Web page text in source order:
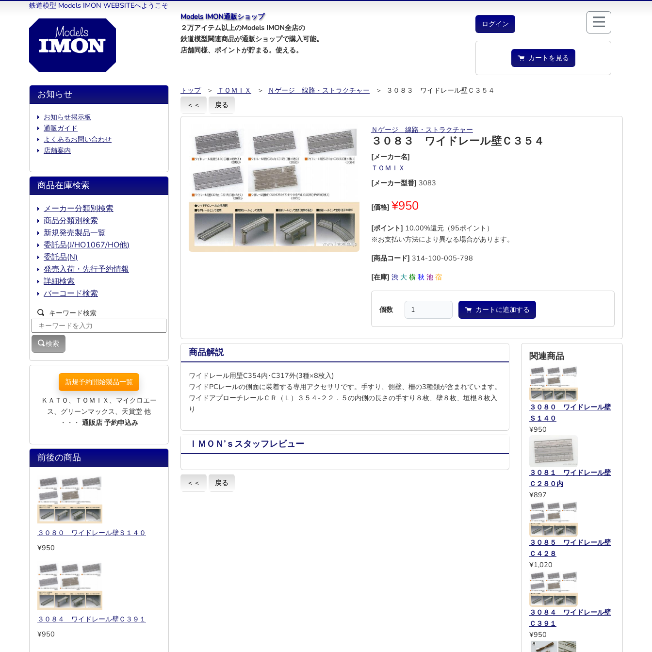
鉄道模型 Models IMON WEBSITEへようこそ
Models IMON通販ショップ
２万アイテム以上のModels IMON全店の
鉄道模型関連商品が通販ショップで購入可能。
店舗同様、ポイントが貯まる。使える。
ログイン
カートを見る
トップ ＞ ＴＯＭＩＸ ＞ Ｎゲージ 線路・ストラクチャー
＞ ３０８３ ワイドレール壁Ｃ３５４
＜＜
戻る
Ｎゲージ 線路・ストラクチャー
３０８３ ワイドレール壁Ｃ３５４
[メーカー名]
ＴＯＭＩＸ
[メーカー型番] 3083
[価格] ¥950
[ポイント] 10.00%還元（95ポイント）
※お支払い方法により異なる場合があります。
[商品コード] 314-100-005-798
[在庫] 渋 大 横 秋 池 宿
個数 カートに追加する
商品解説
ワイドレール用壁C354内･C317外(3種×8枚入)
ワイドPCレールの側面に装着する専用アクセサリです。手すり、側壁、柵の3種類が含まれています。
ワイドアプローチレールＣＲ（Ｌ）３５４-２２．５の内側の長さの手すり８枚、壁８枚、垣根８枚入
り
ＩＭＯＮ’ｓスタッフレビュー
＜＜ 戻る
関連商品
３０８０ ワイドレール壁
Ｓ１４０
¥950
３０８１ ワイドレール壁
Ｃ２８０内
¥897
３０８５ ワイドレール壁
Ｃ４２８
¥1,020
３０８４ ワイドレール壁
Ｃ３９１
¥950
お知らせ
お知らせ掲示板
通販ガイド
よくあるお問い合わせ
店舗案内
商品在庫検索
メーカー分類別検索
商品分類別検索
新規発売製品一覧
委託品(J/HO1067/HO他)
委託品(N)
発売入荷・先行予約情報
詳細検索
バーコード検索
キーワード検索
検索
新規予約開始製品一覧
ＫＡＴＯ、ＴＯＭＩＸ、マイクロエー
ス、グリーンマックス、天賞堂 他
・・・ 通販店 予約申込み
前後の商品
３０８０ ワイドレール壁Ｓ１４０
¥950
３０８４ ワイドレール壁Ｃ３９１
¥950